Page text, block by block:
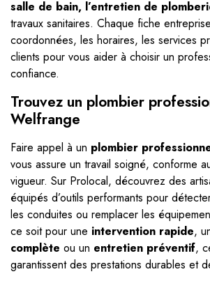
salle de bain, l’entretien de
travaux sanitaires. Chaque fiche
coordonnées, les horaires, les services
clients pour vous aider à choisir un
confiance.
Trouvez un plombier
Welfrange
Faire appel à un plombier
vous assure un travail soigné, conforme
vigueur. Sur Prolocal, découvrez des
équipés d’outils performants pour
les conduites ou remplacer les
ce soit pour une intervention rapide,
complète ou un entretien préventif,
garantissent des prestations durables et